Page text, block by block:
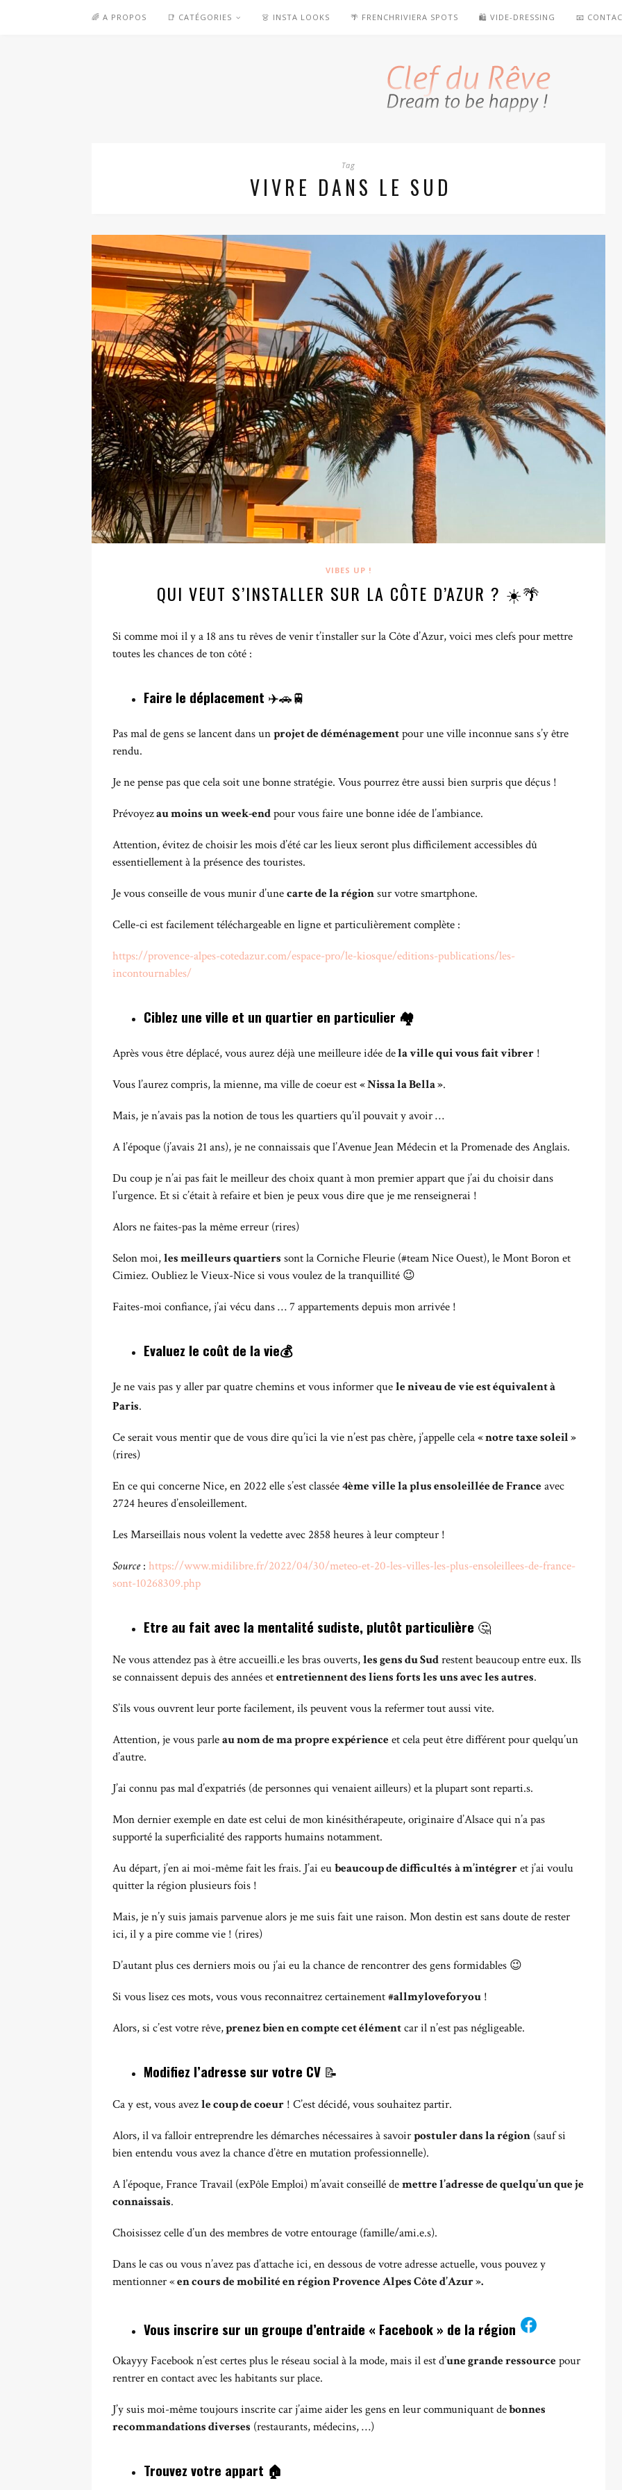
🌈 A PROPOS 📑 CATÉGORIES 👗 INSTA LOOKS 🌴 FRENCHRIVIERA SPOTS 🛍️ VIDE-DRESSING 📧
Tag
VIVRE DANS LE SUD
VIBES UP !
QUI VEUT S’INSTALLER SUR LA CÔTE D’AZUR ? ☀️🌴
Si comme moi il y a 18 ans tu rêves de venir t’installer sur la Côte d’Azur, voici mes clefs pour mettre
toutes les chances de ton côté :
Faire le déplacement ✈️🚗🚆
Pas mal de gens se lancent dans unprojet de déménagementpour une ville inconnue sans s’y être
rendu.
Je ne pense pas que cela soit une bonne stratégie. Vous pourrez être aussi bien surpris que déçus !
Prévoyezau moins un week-endpour vous faire une bonne idée de l’ambiance.
Attention, évitez de choisir les mois d’été car les lieux seront plus difficilement accessibles dû
essentiellement à la présence des touristes.
Je vous conseille de vous munir d’unecarte de la régionsur votre smartphone.
Celle-ci est facilement téléchargeable en ligne et particulièrement complète :
https://provence-alpes-cotedazur.com/espace-pro/le-kiosque/editions-publications/les-
incontournables/
Ciblez une ville et un quartier en particulier 🏘
Après vous être déplacé, vous aurez déjà une meilleure idée dela ville qui vous fait vibrer !
Vous l’aurez compris, la mienne, ma ville de coeur est« Nissa la Bella ».
Mais, je n’avais pas la notion de tous les quartiers qu’il pouvait y avoir …
A l’époque (j’avais 21 ans), je ne connaissais que l’Avenue Jean Médecin et la Promenade des Anglais.
Du coup je n’ai pas fait le meilleur des choix quant à mon premier appart que j’ai du choisir dans
l’urgence. Et si c’était à refaire et bien je peux vous dire que je me renseignerai !
Alors ne faites-pas la même erreur (rires)
Selon moi,les meilleurs quartiers sont la Corniche Fleurie (#team Nice Ouest), le Mont Boron et
Cimiez. Oubliez le Vieux-Nice si vous voulez de la tranquillité 😉
Faites-moi confiance, j’ai vécu dans … 7 appartements depuis mon arrivée !
Evaluez le coût de la vie💰
Je ne vais pas y aller par quatre chemins et vous informer quele niveau de vie est équivalent à
Paris.
Ce serait vous mentir que de vous dire qu’ici la vie n’est pas chère, j’appelle cela« notre taxe soleil »
(rires)
En ce qui concerne Nice, en 2022 elle s’est classée4ème ville la plus ensoleillée de Franceavec
2724 heures d’ensoleillement.
Les Marseillais nous volent la vedette avec 2858 heures à leur compteur !
Source : https://www.midilibre.fr/2022/04/30/meteo-et-20-les-villes-les-plus-ensoleillees-de-france-
sont-10268309.php
Etre au fait avec la mentalité sudiste, plutôt particulière 🤔
Ne vous attendez pas à être accueilli.e les bras ouverts,les gens du Sudrestent beaucoup entre eux. Ils
se connaissent depuis des années etentretiennent des liens forts les uns avec les autres.
S’ils vous ouvrent leur porte facilement, ils peuvent vous la refermer tout aussi vite.
Attention, je vous parleau nom de ma propre expérienceet cela peut être différent pour quelqu’un
d’autre.
J’ai connu pas mal d’expatriés (de personnes qui venaient ailleurs) et la plupart sont reparti.s.
Mon dernier exemple en date est celui de mon kinésithérapeute, originaire d’Alsace qui n’a pas
supporté la superficialité des rapports humains notamment.
Au départ, j’en ai moi-même fait les frais. J’ai eubeaucoup de difficultés à m’intégreret j’ai voulu
quitter la région plusieurs fois !
Mais, je n’y suis jamais parvenue alors je me suis fait une raison. Mon destin est sans doute de rester
ici, il y a pire comme vie ! (rires)
D’autant plus ces derniers mois ou j’ai eu la chance de rencontrer des gens formidables 😉
Si vous lisez ces mots, vous vous reconnaitrez certainement#allmyloveforyou !
Alors, si c’est votre rêve,prenez bien en compte cet élémentcar il n’est pas négligeable.
Modifiez l’adresse sur votre CV 📝
Ca y est, vous avezle coup de coeur ! C’est décidé, vous souhaitez partir.
Alors, il va falloir entreprendre les démarches nécessaires à savoirpostuler dans la région (sauf si
bien entendu vous avez la chance d’être en mutation professionnelle).
A l’époque, France Travail (exPôle Emploi) m’avait conseillé demettre l’adresse de quelqu’un que je
connaissais.
Choisissez celle d’un des membres de votre entourage (famille/ami.e.s).
Dans le cas ou vous n’avez pas d’attache ici, en dessous de votre adresse actuelle, vous pouvez y
mentionner «en cours de mobilité en région Provence Alpes Côte d’Azur ».
Vous inscrire sur un groupe d’entraide « Facebook » de la région
Okayyy Facebook n’est certes plus le réseau social à la mode, mais il est d’une grande ressourcepour
rentrer en contact avec les habitants sur place.
J’y suis moi-même toujours inscrite car j’aime aider les gens en leur communiquant debonnes
recommandations diverses (restaurants, médecins, …)
Trouvez votre appart 🏠